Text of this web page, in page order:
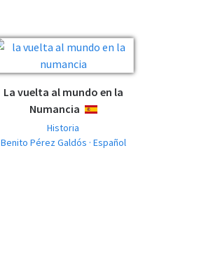
La vuelta al mundo en la
Numancia
ESPAÑOL
Historia
Benito Pérez Galdós · Español